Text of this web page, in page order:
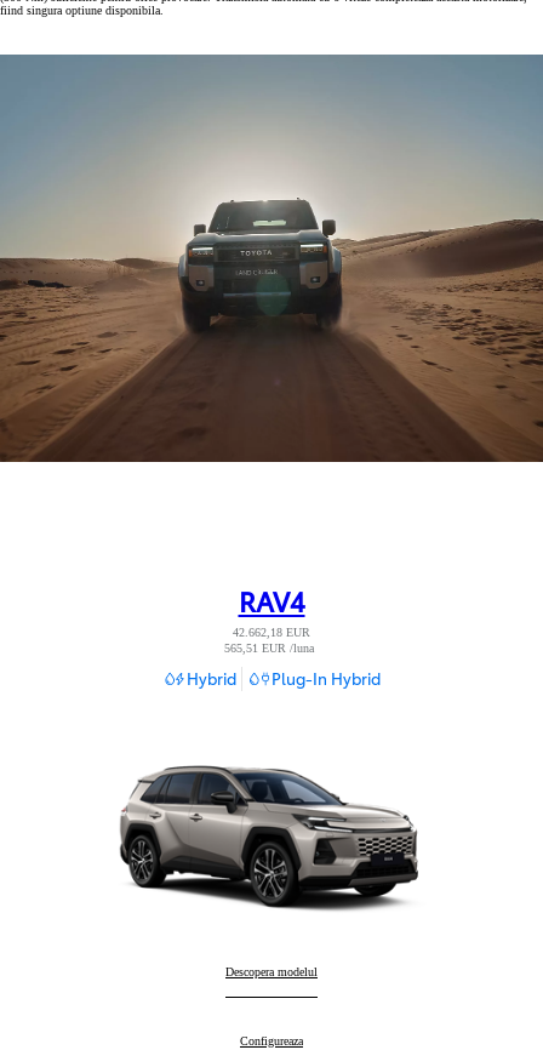
fiind singura optiune disponibila.
RAV4
42.662,18 EUR
565,51 EUR /luna
Hybrid Plug-In Hybrid
RAV4:
Descopera modelul
RAV4:
Configureaza